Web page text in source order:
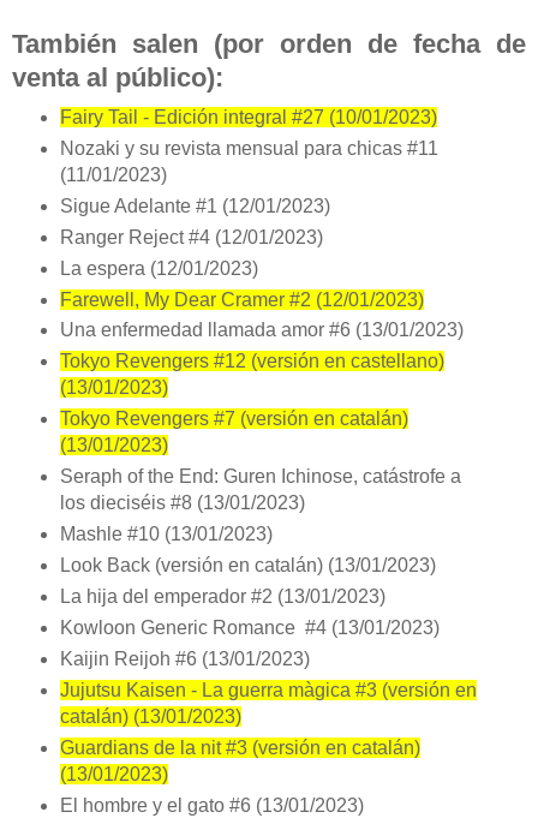
También salen (por orden de fecha de
venta al público):
Fairy Tail - Edición integral #27 (10/01/2023)
Nozaki y su revista mensual para chicas #11
(11/01/2023)
Sigue Adelante #1 (12/01/2023)
Ranger Reject #4 (12/01/2023)
La espera (12/01/2023)
Farewell, My Dear Cramer #2 (12/01/2023)
Una enfermedad llamada amor #6 (13/01/2023)
Tokyo Revengers #12 (versión en castellano)
(13/01/2023)
Tokyo Revengers #7 (versión en catalán)
(13/01/2023)
Seraph of the End: Guren Ichinose, catástrofe a
los dieciséis #8 (13/01/2023)
Mashle #10 (13/01/2023)
Look Back (versión en catalán) (13/01/2023)
La hija del emperador #2 (13/01/2023)
Kowloon Generic Romance #4 (13/01/2023)
Kaijin Reijoh #6 (13/01/2023)
Jujutsu Kaisen - La guerra màgica #3 (versión en
catalán) (13/01/2023)
Guardians de la nit #3 (versión en catalán)
(13/01/2023)
El hombre y el gato #6 (13/01/2023)